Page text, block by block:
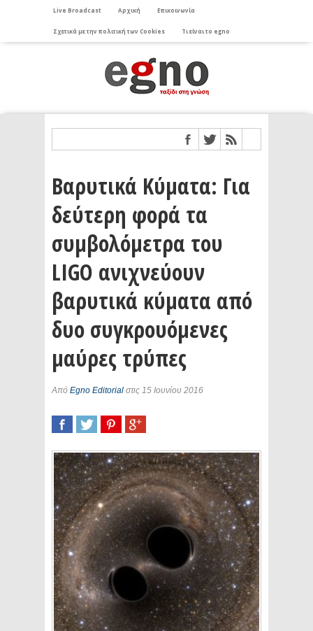
Live Broadcast Αρχική Επικοινωνία
Σχετικά με την πολιτική των Cookies Τι είναι το egno
Βαρυτικά Κύματα: Για
δεύτερη φορά τα
συμβολόμετρα του
LIGO ανιχνεύουν
βαρυτικά κύματα από
δυο συγκρουόμενες
μαύρες τρύπες
Από Egno Editorial στις 15 Ιουνίου 2016